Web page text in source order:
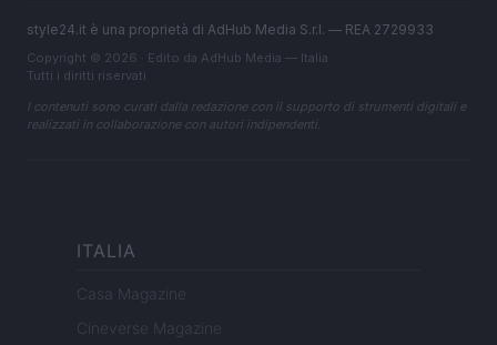
style24.it è una proprietà di AdHub Media S.r.l. — REA 2729933
Copyright © 2026 · Edito da AdHub Media — Italia
Tutti i diritti riservati
I contenuti sono curati dalla redazione con il supporto di strumenti digitali e
realizzati in collaborazione con autori indipendenti.
ITALIA
Casa Magazine
Cineverse Magazine